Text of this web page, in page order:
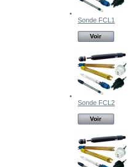
Sonde FCL1
Voir
Sonde FCL2
Voir